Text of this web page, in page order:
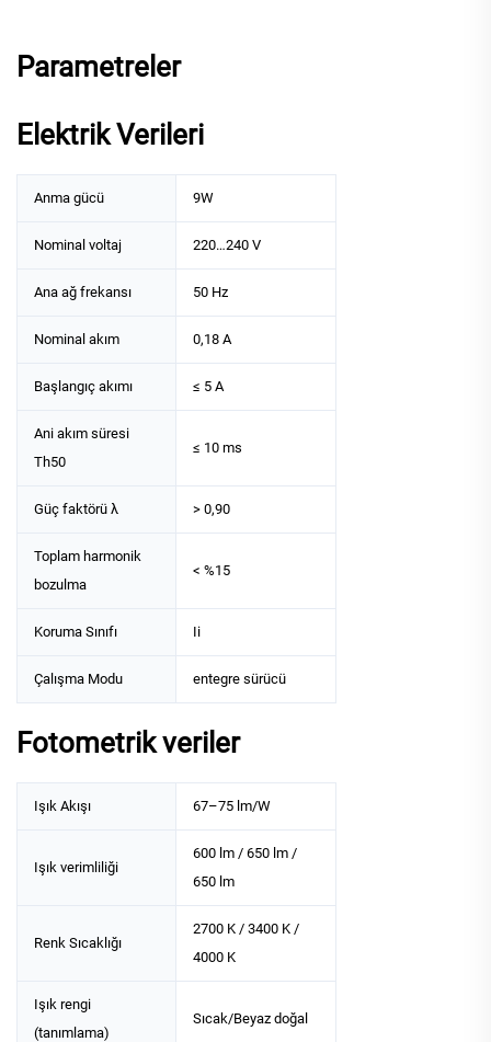
Parametreler
Elektrik Verileri
Anma gücü 9W
Nominal voltaj 220…240 V
Ana ağ frekansı 50 Hz
Nominal akım 0,18 A
Başlangıç akımı ≤ 5 A
Ani akım süresi
Th50
≤ 10 ms
Güç faktörü λ > 0,90
Toplam harmonik
bozulma
< %15
Koruma Sınıfı Ii
Çalışma Modu entegre sürücü
Fotometrik veriler
Işık Akışı 67–75 lm/W
Işık verimliliği
600 lm / 650 lm /
650 lm
Renk Sıcaklığı
2700 K / 3400 K /
4000 K
Işık rengi
(tanımlama)
Sıcak/Beyaz doğal